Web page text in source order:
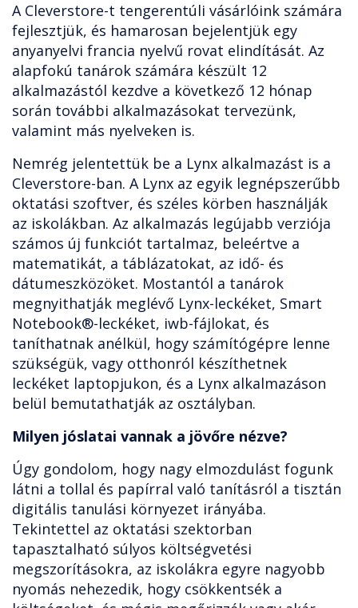
A Cleverstore-t tengerentúli vásárlóink számára
fejlesztjük, és hamarosan bejelentjük egy
anyanyelvi francia nyelvű rovat elindítását. Az
alapfokú tanárok számára készült 12
alkalmazástól kezdve a következő 12 hónap
során további alkalmazásokat tervezünk,
valamint más nyelveken is.
Nemrég jelentettük be a Lynx alkalmazást is a
Cleverstore-ban. A Lynx az egyik legnépszerűbb
oktatási szoftver, és széles körben használják
az iskolákban. Az alkalmazás legújabb verziója
számos új funkciót tartalmaz, beleértve a
matematikát, a táblázatokat, az idő- és
dátumeszközöket. Mostantól a tanárok
megnyithatják meglévő Lynx-leckéket, Smart
Notebook®-leckéket, iwb-fájlokat, és
taníthatnak anélkül, hogy számítógépre lenne
szükségük, vagy otthonról készíthetnek
leckéket laptopjukon, és a Lynx alkalmazáson
belül bemutathatják az osztályban.
Milyen jóslatai vannak a jövőre nézve?
Úgy gondolom, hogy nagy elmozdulást fogunk
látni a tollal és papírral való tanításról a tisztán
digitális tanulási környezet irányába.
Tekintettel az oktatási szektorban
tapasztalható súlyos költségvetési
megszorításokra, az iskolákra egyre nagyobb
nyomás nehezedik, hogy csökkentsék a